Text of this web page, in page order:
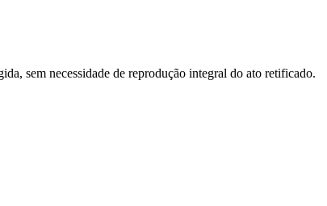
sem necessidade de reprodução integral do ato retificado.